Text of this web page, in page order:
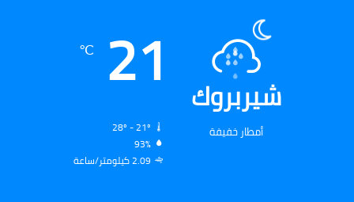
شيربروك
أمطار خفيفة
21
℃
93%
2.09 كيلومتر/ساعة